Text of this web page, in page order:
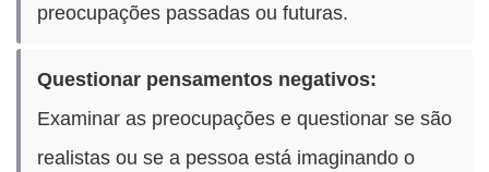
preocupações passadas ou futuras.
Questionar pensamentos negativos:
Examinar as preocupações e questionar se são
realistas ou se a pessoa está imaginando o